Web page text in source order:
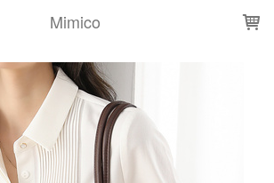
Mimico